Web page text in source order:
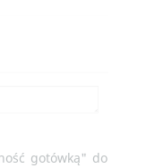
gotówką" do